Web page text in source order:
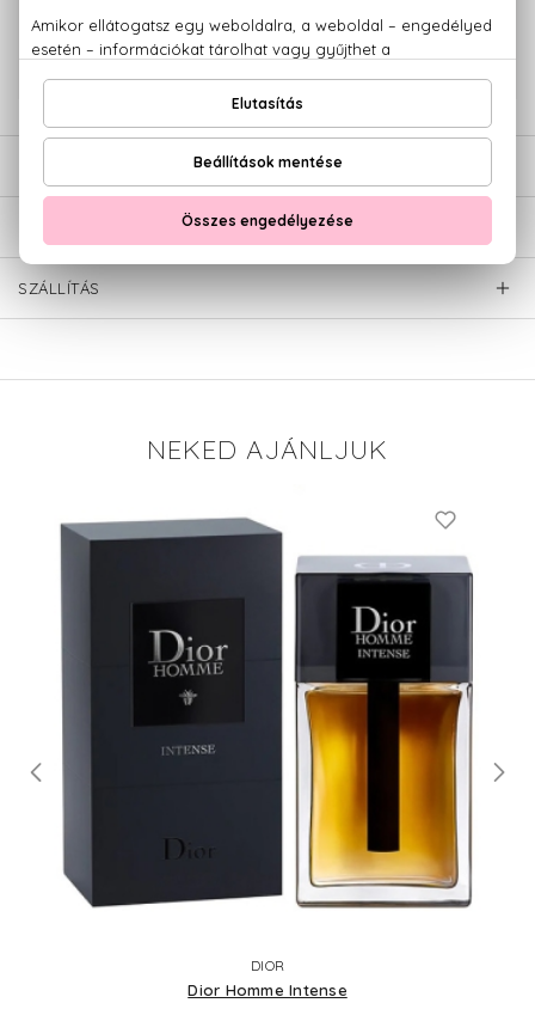
Kérdésed van, elakadtál? Hívd ügyfélszolgálatunkat: +36 20
779 1926
LEÍRÁS
SZÁLLÍTÁS
NEKED AJÁNLJUK
DIOR
Dior Homme Intense